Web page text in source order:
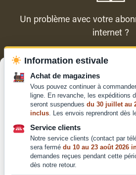
Pour offrir les meilleures expériences, nous
telles que les cookies pour stocker et/ou
appareils. Le fait de consentir à ces
traiter des données telles que le
uniques sur ce site. Le fait de ne pas
consentement peut avoir un effet négatif sur
et fonctions.
Un problème avec votre
internet ?
Contacter le service
Mentions
Conditions
vente et
Information estivale
Achat de magazines
Vous pouvez continuer à
ligne. En revanche, les expéditions
seront suspendues du 30 juillet au
inclus. Les envois reprendront dès
Service clients
Notre service clients (contact par
sera fermé du 10 au 23 août 2026
demandes reçues pendant cette
dès notre retour.